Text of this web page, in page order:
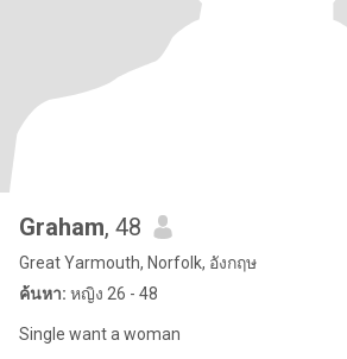
Graham, 48
Great Yarmouth, Norfolk, อังกฤษ
ค้นหา: หญิง 26 - 48
Single want a woman